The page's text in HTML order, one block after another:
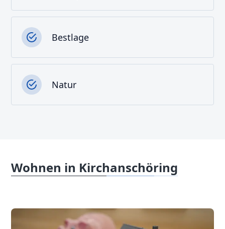
Bestlage
Natur
Wohnen in Kirchanschöring